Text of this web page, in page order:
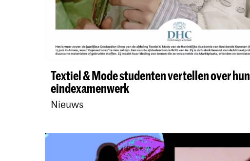
Textiel & Mode studenten vertellen over hun
eindexamenwerk
Nieuws